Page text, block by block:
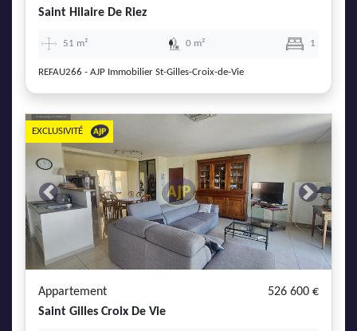
Saint Hilaire De Riez
51 m² 0 m² 1
REFAU266 - AJP Immobilier St-Gilles-Croix-de-Vie
Previous Next
EXCLUSIVITÉ
Appartement
526 600 €
Saint Gilles Croix De Vie